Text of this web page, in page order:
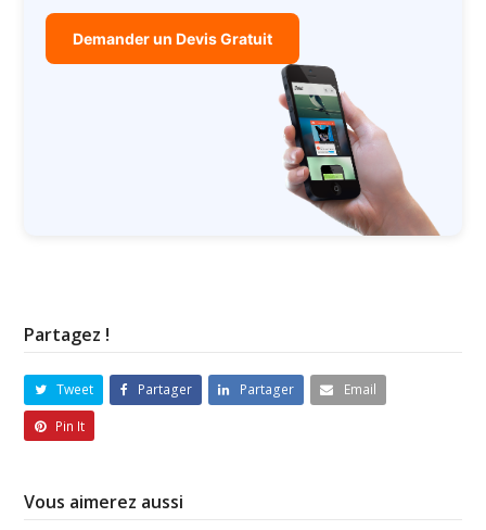
Demander un Devis Gratuit
Partagez !
Tweet Partager Partager
Email
Pin It
Vous aimerez aussi